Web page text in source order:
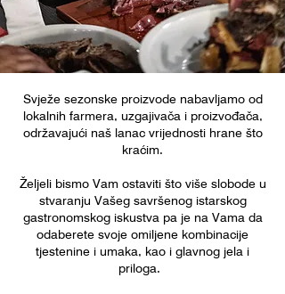
Svježe sezonske proizvode nabavljamo od
lokalnih farmera, uzgajivača i proizvođača,
održavajući naš lanac vrijednosti hrane što
kraćim.
Željeli bismo Vam ostaviti što više slobode u
stvaranju Vašeg savršenog istarskog
gastronomskog iskustva pa je na Vama da
odaberete svoje omiljene kombinacije
tjestenine i umaka, kao i glavnog jela i
priloga.